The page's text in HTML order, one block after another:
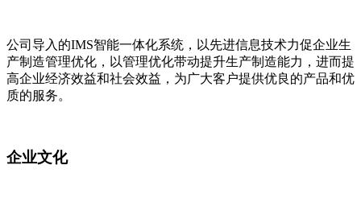
公司导入的IMS智能一体化系统，以先进信息技术力促企业生
产制造管理优化，以管理优化带动提升生产制造能力，进而提
高企业经济效益和社会效益，为广大客户提供优良的产品和优
质的服务。
企业文化